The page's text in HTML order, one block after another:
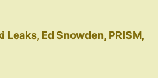
Leaks, Ed Snowden, PRISM,